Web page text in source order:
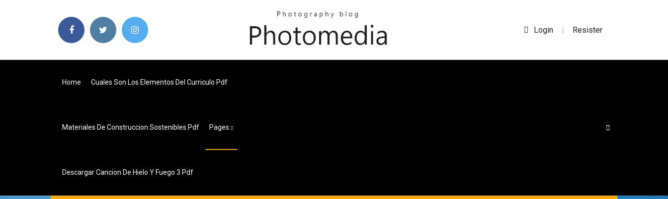
Login | Resister
Home Cuales Son Los Elementos Del Curriculo Pdf
Materiales De Construccion Sostenibles Pdf Pages
Descargar Cancion De Hielo Y Fuego 3 Pdf